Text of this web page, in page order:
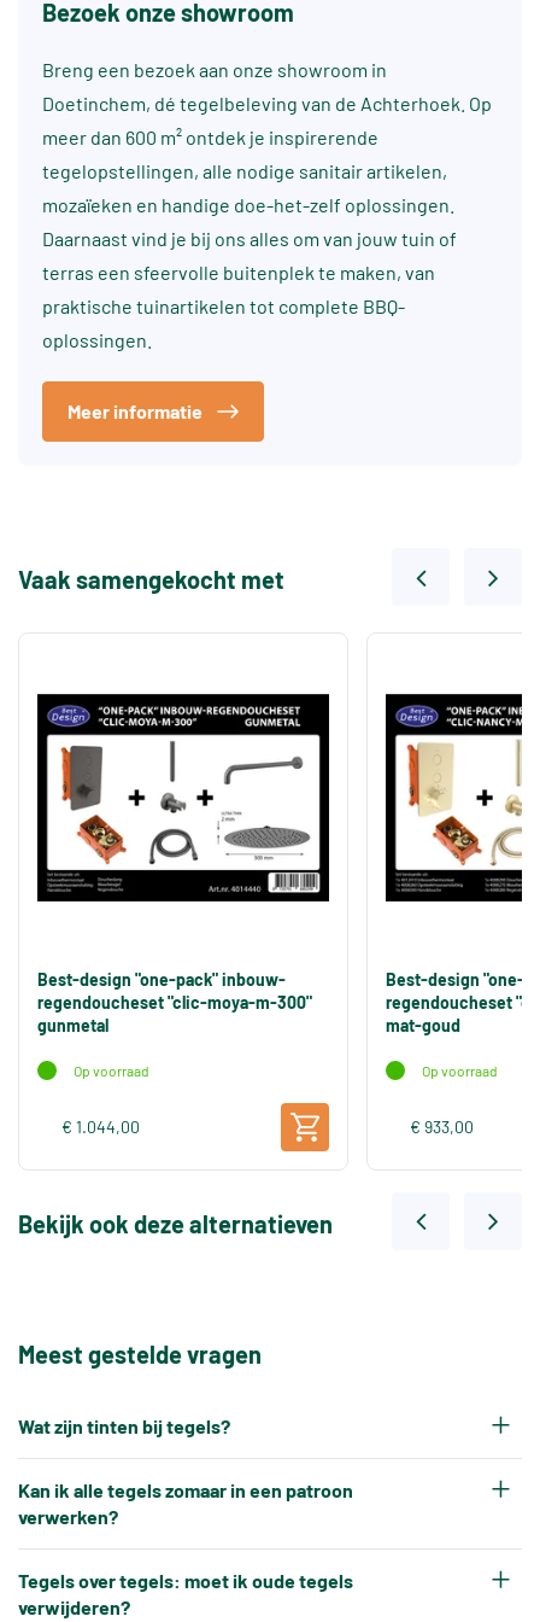
Bezoek onze showroom
Breng een bezoek aan onze showroom in
Doetinchem, dé tegelbeleving van de Achterhoek. Op
meer dan 600 m² ontdek je inspirerende
tegelopstellingen, alle nodige sanitair artikelen,
mozaïeken en handige doe-het-zelf oplossingen.
Daarnaast vind je bij ons alles om van jouw tuin of
terras een sfeervolle buitenplek te maken, van
praktische tuinartikelen tot complete BBQ-
oplossingen.
Meer informatie
Vaak samengekocht met
Best-design "one-pack" inbouw-
regendoucheset "clic-moya-m-300"
gunmetal
Op voorraad
€ 1.044,00
Best-design "one-
regendoucheset
mat-goud
Op voorraad
€ 933,00
Bekijk ook deze alternatieven
Meest gestelde vragen
Wat zijn tinten bij tegels?
een eigen tintnummer. Omdat keramische tegels
een natuurproduct zijn en onder hoge
temperaturen worden gebakken, ontstaat er altijd
een klein kleurverschil tussen verschillende
Kan ik alle tegels zomaar in een patroon
verwerken?
gewenst patroon worden verwerkt.
Tegels over tegels: moet ik oude tegels
verwijderen?